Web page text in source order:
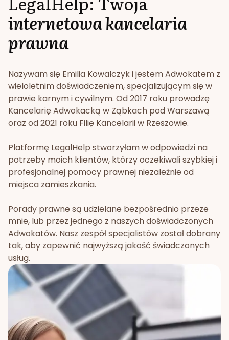
internetowa kancelaria
prawna
Nazywam się Emilia Kowalczyk i jestem Adwokatem z
wieloletnim doświadczeniem, specjalizującym się w
prawie karnym i cywilnym. Od 2017 roku prowadzę
Kancelarię Adwokacką w Ząbkach pod Warszawą
oraz od 2021 roku Filię Kancelarii w Rzeszowie.
Platformę LegalHelp stworzyłam w odpowiedzi na
potrzeby moich klientów, którzy oczekiwali szybkiej i
profesjonalnej pomocy prawnej niezależnie od
miejsca zamieszkania.
Porady prawne są udzielane bezpośrednio przeze
mnie, lub przez jednego z naszych doświadczonych
Adwokatów. Nasz zespół specjalistów został dobrany
tak, aby zapewnić najwyższą jakość świadczonych
usług.